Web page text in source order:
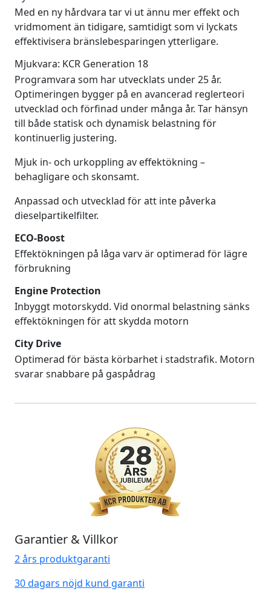
Med en ny hårdvara tar vi ut ännu mer effekt och
vridmoment än tidigare, samtidigt som vi lyckats
effektivisera bränslebesparingen ytterligare.
Mjukvara: KCR Generation 18
Programvara som har utvecklats under 25 år.
Optimeringen bygger på en avancerad reglerteori
utvecklad och förfinad under många år. Tar hänsyn
till både statisk och dynamisk belastning för
kontinuerlig justering.
Mjuk in- och urkoppling av effektökning –
behagligare och skonsamt.
Anpassad och utvecklad för att inte påverka
dieselpartikelfilter.
ECO-Boost
Effektökningen på låga varv är optimerad för lägre
förbrukning
Engine Protection
Inbyggt motorskydd. Vid onormal belastning sänks
effektökningen för att skydda motorn
City Drive
Optimerad för bästa körbarhet i stadstrafik. Motorn
svarar snabbare på gaspådrag
Garantier & Villkor
2 års produktgaranti
30 dagars nöjd kund garanti